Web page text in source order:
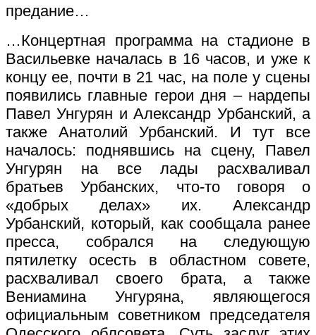
предание…
…Концертная программа на стадионе в
Васильевке началась в 16 часов, и уже к
концу ее, почти в 21 час, на поле у сцены
появились главные герои дня – нардепы
Павел Унгурян и Александр Урбанский, а
также Анатолий Урбанский. И тут все
началось: поднявшись на сцену, Павел
Унгурян на все лады расхваливал
братьев Урбанских, что-то говоря о
«добрых делах» их. Александр
Урбанский, который, как сообщала ранее
пресса, собрался на следующую
пятилетку осесть в областном совете,
расхваливал своего брата, а также
Вениамина Унгуряна, являющегося
официальным советником председателя